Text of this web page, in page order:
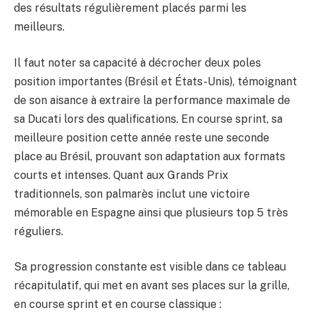
des résultats régulièrement placés parmi les
meilleurs.
Il faut noter sa capacité à décrocher deux poles
position importantes (Brésil et États-Unis), témoignant
de son aisance à extraire la performance maximale de
sa Ducati lors des qualifications. En course sprint, sa
meilleure position cette année reste une seconde
place au Brésil, prouvant son adaptation aux formats
courts et intenses. Quant aux Grands Prix
traditionnels, son palmarès inclut une victoire
mémorable en Espagne ainsi que plusieurs top 5 très
réguliers.
Sa progression constante est visible dans ce tableau
récapitulatif, qui met en avant ses places sur la grille,
en course sprint et en course classique :